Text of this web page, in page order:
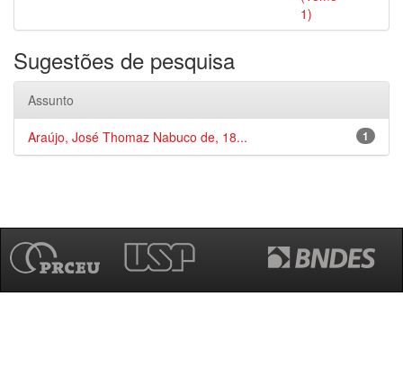
1)
Sugestões de pesquisa
Assunto
1
Araújo, José Thomaz Nabuco de, 18...